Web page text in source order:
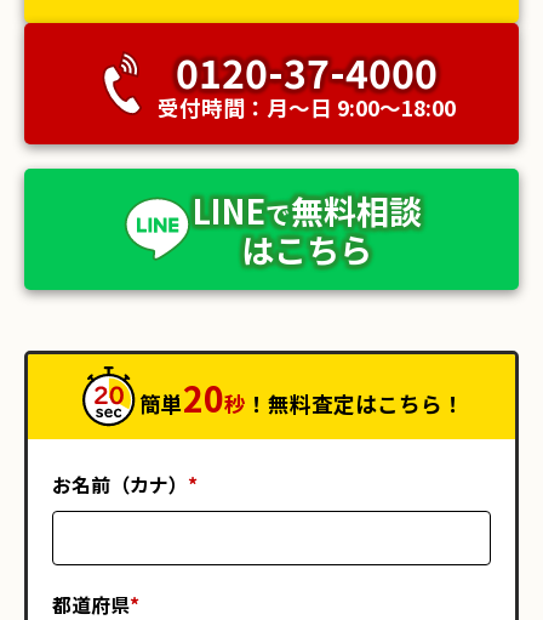
0120-37-4000
受付時間：月〜日 9:00〜18:00
LINEで無料相談
はこちら
簡単20秒 ！無料査定はこちら！
お名前（カナ） *
都道府県*